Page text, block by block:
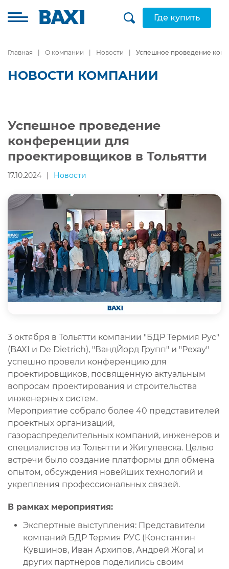
Где купить
Главная О компании Новости Успешное проведение
НОВОСТИ КОМПАНИИ
Успешное проведение
конференции для
проектировщиков в Тольятти
17.10.2024 | Новости
3 октября в Тольятти компании "БДР Термия Рус"
(BAXI и De Dietrich), "ВандЙорд Групп" и "Рехау"
успешно провели конференцию для
проектировщиков, посвященную актуальным
вопросам проектирования и строительства
инженерных систем.
Мероприятие собрало более 40 представителей
проектных организаций,
газораспределительных компаний, инженеров и
специалистов из Тольятти и Жигулевска. Целью
встречи было создание платформы для обмена
опытом, обсуждения новейших технологий и
укрепления профессиональных связей.
В рамках мероприятия:
Экспертные выступления: Представители
компаний БДР Термия РУС (Константин
Кувшинов, Иван Архипов, Андрей Жога) и
других партнёров поделились своим